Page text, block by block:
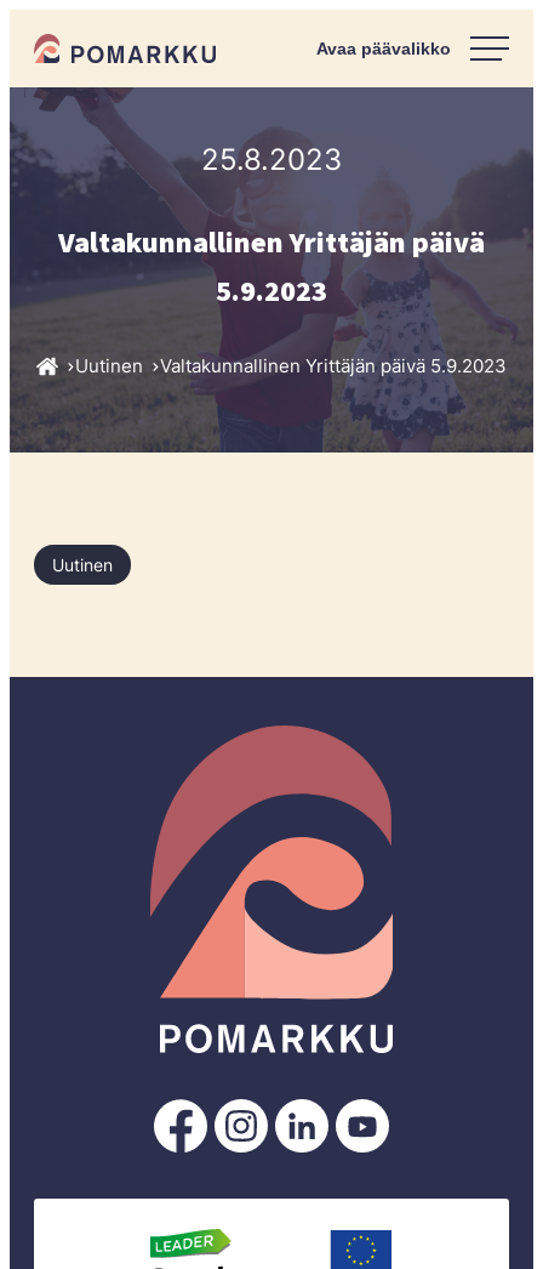
Siirry
suoraan
sisältöön
Pomarkun kunta
kotipaikka
25.8.2023
Valtakunnallinen Yrittäjän päivä
5.9.2023
Uutinen Valtakunnallinen Yrittäjän päivä 5.9.2023
Uutinen
Pomarkku
Facebookissa
Pomarkku
Instagramissa
Pomarkku
LinkedInissä